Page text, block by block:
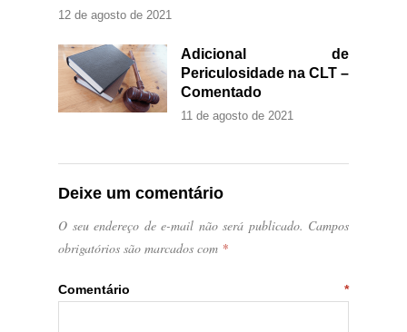
12 de agosto de 2021
Adicional de
Periculosidade na CLT –
Comentado
11 de agosto de 2021
Deixe um comentário
O seu endereço de e-mail não será publicado. Campos
obrigatórios são marcados com *
Comentário *